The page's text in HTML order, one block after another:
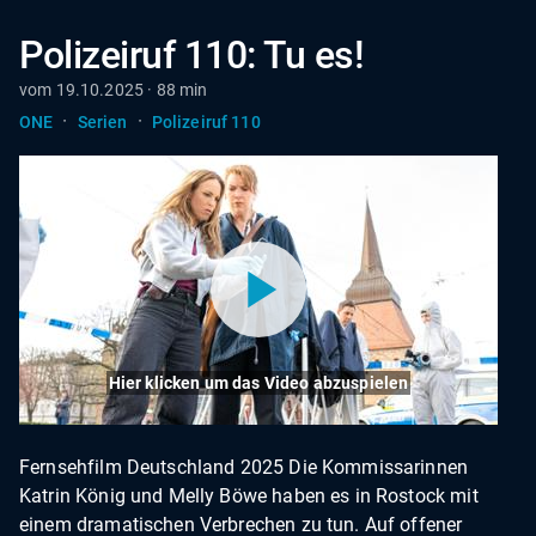
Polizeiruf 110: Tu es!
vom 19.10.2025 · 88 min
ONE · Serien · Polizeiruf 110
Hier klicken um das Video abzuspielen
Fernsehfilm Deutschland 2025 Die Kommissarinnen
Katrin König und Melly Böwe haben es in Rostock mit
einem dramatischen Verbrechen zu tun. Auf offener